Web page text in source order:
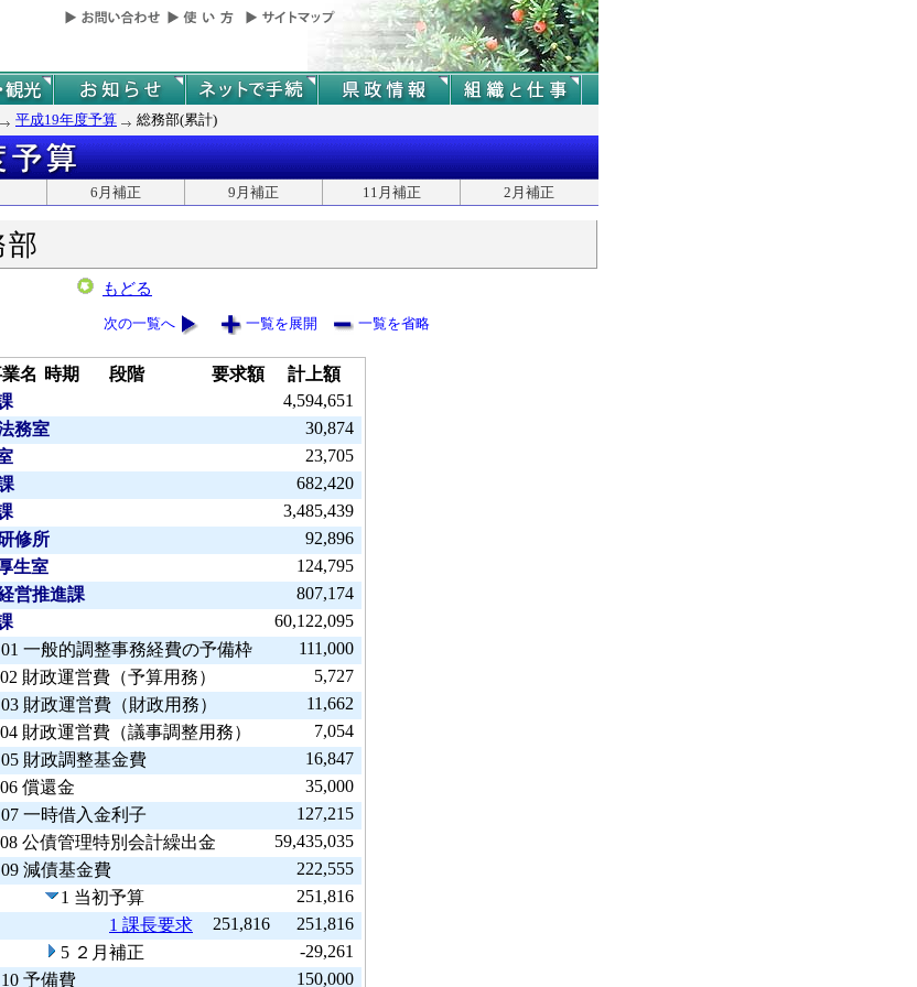
平成19年度予算 総務部(累計)
6月補正 9月補正 11月補正 2月補正
部
もどる
次の一覧へ 一覧を展開 一覧を省略
名 時期 段階 要求額
計上額
4,594,651
務室
30,874
23,705
682,420
3,485,439
修所
92,896
生室
124,795
営推進課
807,174
60,122,095
01 一般的調整事務経費の予備枠
111,000
02 財政運営費（予算用務）
5,727
03 財政運営費（財政用務）
11,662
04 財政運営費（議事調整用務）
7,054
05 財政調整基金費
16,847
06 償還金
35,000
07 一時借入金利子
127,215
08 公債管理特別会計繰出金
59,435,035
09 減債基金費
222,555
1 当初予算
251,816
1 課長要求
251,816
251,816
5 ２月補正
-29,261
10 予備費
150,000